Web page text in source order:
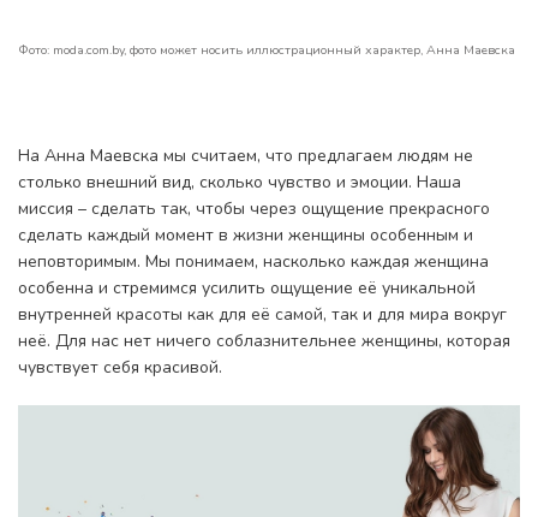
Фото: moda.com.by, фото может носить иллюстрационный характер, Анна Маевска
На Анна Маевска мы считаем, что предлагаем людям не
столько внешний вид, сколько чувство и эмоции. Наша
миссия – сделать так, чтобы через ощущение прекрасного
сделать каждый момент в жизни женщины особенным и
неповторимым. Мы понимаем, насколько каждая женщина
особенна и стремимся усилить ощущение её уникальной
внутренней красоты как для её самой, так и для мира вокруг
неё. Для нас нет ничего соблазнительнее женщины, которая
чувствует себя красивой.